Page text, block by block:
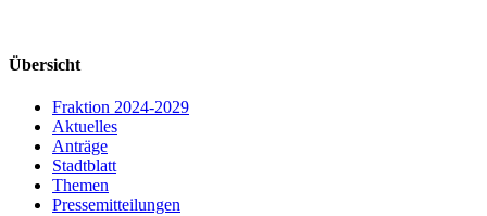
Übersicht
Fraktion 2024-2029
Aktuelles
Anträge
Stadtblatt
Themen
Pressemitteilungen